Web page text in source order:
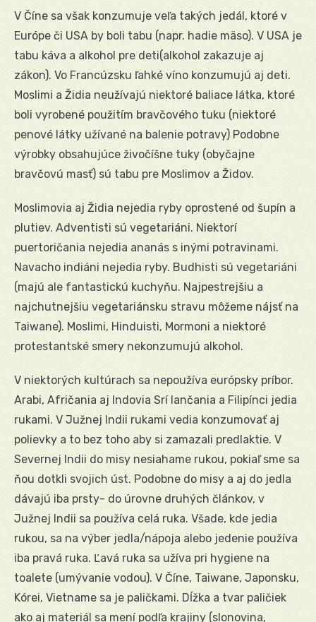
V Číne sa však konzumuje veľa takých jedál, ktoré v
Európe či USA by boli tabu (napr. hadie mäso). V USA je
tabu káva a alkohol pre deti(alkohol zakazuje aj
zákon). Vo Francúzsku ľahké víno konzumujú aj deti.
Moslimi a Židia neužívajú niektoré baliace látka, ktoré
boli vyrobené použitím bravčového tuku (niektoré
penové látky užívané na balenie potravy) Podobne
výrobky obsahujúce živočíšne tuky (obyčajne
bravčovú masť) sú tabu pre Moslimov a Židov.
Moslimovia aj Židia nejedia ryby oprostené od šupín a
plutiev. Adventisti sú vegetariáni. Niektorí
puertoričania nejedia ananás s inými potravinami.
Navacho indiáni nejedia ryby. Budhisti sú vegetariáni
(majú ale fantastickú kuchyňu. Najpestrejšiu a
najchutnejšiu vegetariánsku stravu môžeme nájsť na
Taiwane). Moslimi, Hinduisti, Mormoni a niektoré
protestantské smery nekonzumujú alkohol.
V niektorých kultúrach sa nepoužíva európsky príbor.
Arabi, Afričania aj Indovia Srí lančania a Filipínci jedia
rukami. V Južnej Indii rukami vedia konzumovať aj
polievky a to bez toho aby si zamazali predlaktie. V
Severnej Indii do misy nesiahame rukou, pokiaľ sme sa
ňou dotkli svojich úst. Podobne do misy a aj do jedla
dávajú iba prsty- do úrovne druhých článkov, v
Južnej Indii sa používa celá ruka. Všade, kde jedia
rukou, sa na výber jedla/nápoja alebo jedenie používa
iba pravá ruka. Ľavá ruka sa užíva pri hygiene na
toalete (umývanie vodou). V Číne, Taiwane, Japonsku,
Kórei, Vietname sa je paličkami. Dĺžka a tvar paličiek
ako aj materiál sa mení podľa krajiny (slonovina,